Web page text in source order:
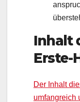
Inhalt
Erste-
Der Inhalt
umfangreich